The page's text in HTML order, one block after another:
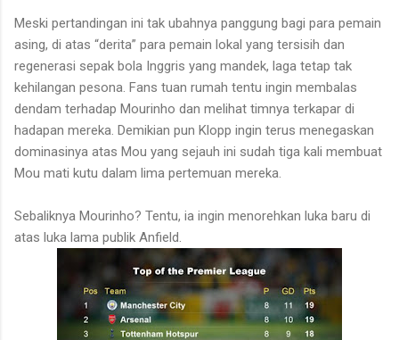
Meski pertandingan ini tak ubahnya panggung bagi para pemain
asing, di atas “derita” para pemain lokal yang tersisih dan
regenerasi sepak bola Inggris yang mandek, laga tetap tak
kehilangan pesona. Fans tuan rumah tentu ingin membalas
dendam terhadap Mourinho dan melihat timnya terkapar di
hadapan mereka. Demikian pun Klopp ingin terus menegaskan
dominasinya atas Mou yang sejauh ini sudah tiga kali membuat
Mou mati kutu dalam lima pertemuan mereka.
Sebaliknya Mourinho? Tentu, ia ingin menorehkan luka baru di
atas luka lama publik Anfield.